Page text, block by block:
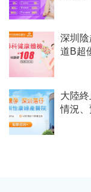
深圳
道B超
大陸
情況